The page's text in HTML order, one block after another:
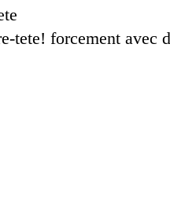
tete! forcement avec